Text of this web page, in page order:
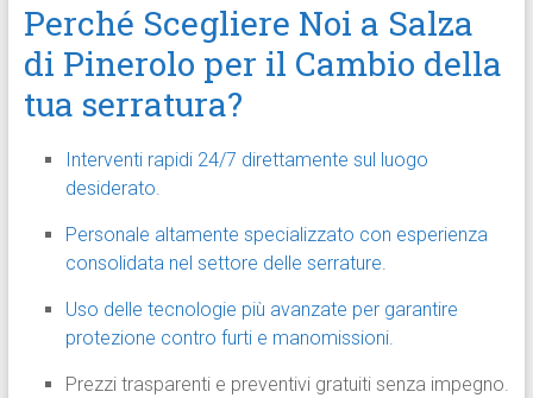
Perché Scegliere Noi a Salza
di Pinerolo per il Cambio della
tua serratura?
Interventi rapidi 24/7 direttamente sul luogo
desiderato.
Personale altamente specializzato con esperienza
consolidata nel settore delle serrature.
Uso delle tecnologie più avanzate per garantire
protezione contro furti e manomissioni.
Prezzi trasparenti e preventivi gratuiti senza impegno.